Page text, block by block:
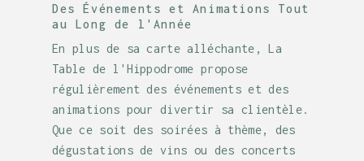
Des Événements et Animations Tout
au Long de l'Année
En plus de sa carte alléchante, La
Table de l'Hippodrome propose
régulièrement des événements et des
animations pour divertir sa clientèle.
Que ce soit des soirées à thème, des
dégustations de vins ou des concerts